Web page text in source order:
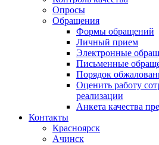
Опросы
Обращения
Формы обращений
Личный прием
Электронные
Письменные
Порядок
Оценить работу
реализации
Анкета качества
Контакты
Красноярск
Ачинск